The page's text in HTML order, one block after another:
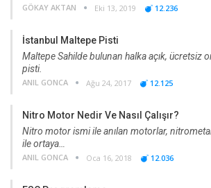
GÖKAY AKTAN Eki 13, 2019 12.236
İstanbul Maltepe Pisti
Maltepe Sahilde bulunan halka açık, ücretsiz
pisti.
ANIL GONCA Ağu 24, 2017 12.125
Nitro Motor Nedir Ve Nasıl Çalışır?
Nitro motor ismi ile anılan motorlar,
ile ortaya…
ANIL GONCA Oca 16, 2018 12.036